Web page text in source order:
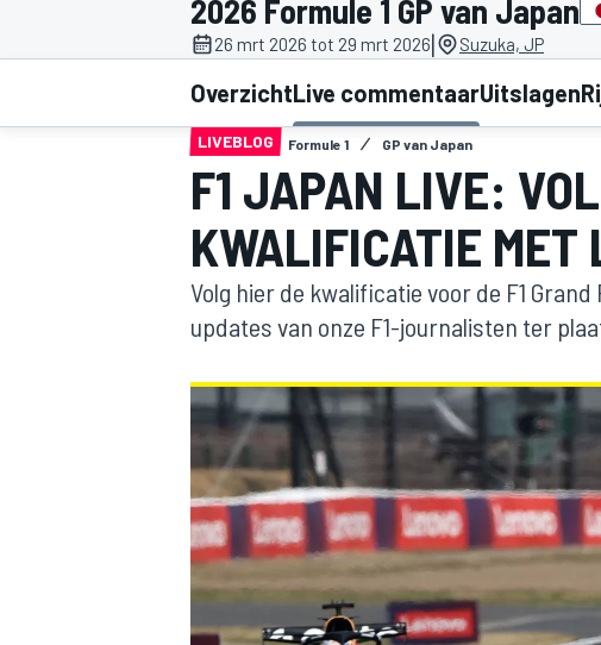
MOTOGP
INDYCAR
2026 Formule 1 GP van Japan
26 mrt 2026 tot 29 mrt 2026| Suzuka, JP
OverzichtLive commentaarUitslagen
LIVEBLOG Formule 1 GP van Japan
F1 JAPAN LIVE:
KWALIFICATIE MET
Volg hier de kwalificatie voor de F1
updates van onze F1-journalisten ter